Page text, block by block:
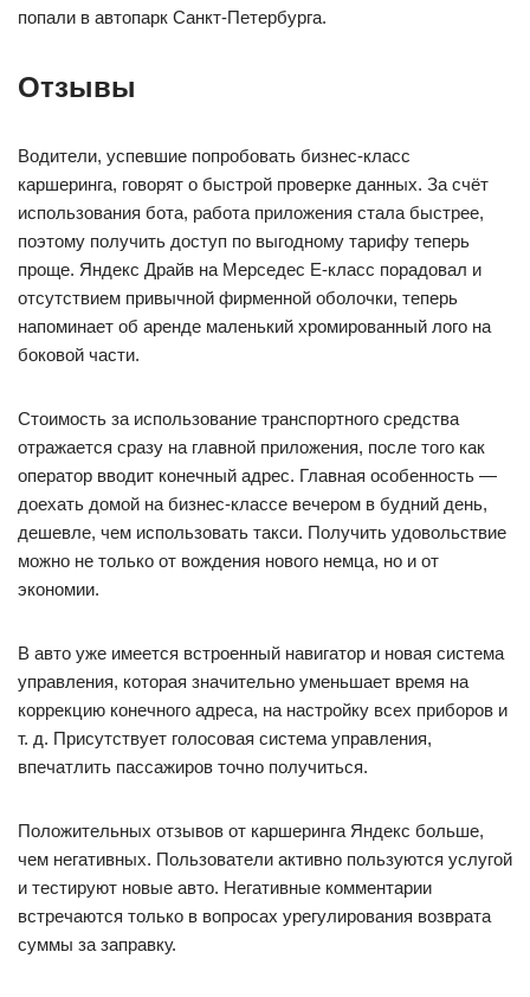
попали в автопарк Санкт-Петербурга.
Отзывы
Водители, успевшие попробовать бизнес-класс
каршеринга, говорят о быстрой проверке данных. За счёт
использования бота, работа приложения стала быстрее,
поэтому получить доступ по выгодному тарифу теперь
проще. Яндекс Драйв на Мерседес Е-класс порадовал и
отсутствием привычной фирменной оболочки, теперь
напоминает об аренде маленький хромированный лого на
боковой части.
Стоимость за использование транспортного средства
отражается сразу на главной приложения, после того как
оператор вводит конечный адрес. Главная особенность —
доехать домой на бизнес-классе вечером в будний день,
дешевле, чем использовать такси. Получить удовольствие
можно не только от вождения нового немца, но и от
экономии.
В авто уже имеется встроенный навигатор и новая система
управления, которая значительно уменьшает время на
коррекцию конечного адреса, на настройку всех приборов и
т. д. Присутствует голосовая система управления,
впечатлить пассажиров точно получиться.
Положительных отзывов от каршеринга Яндекс больше,
чем негативных. Пользователи активно пользуются услугой
и тестируют новые авто. Негативные комментарии
встречаются только в вопросах урегулирования возврата
суммы за заправку.